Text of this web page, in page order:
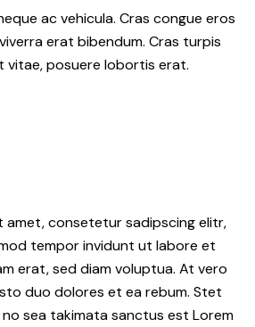
ac vehicula. Cras congue eros
erat bibendum. Cras turpis
vitae, posuere lobortis erat.
amet, consetetur sadipscing elitr,
tempor invidunt ut labore et
erat, sed diam voluptua. At vero
duo dolores et ea rebum. Stet
sea takimata sanctus est Lorem